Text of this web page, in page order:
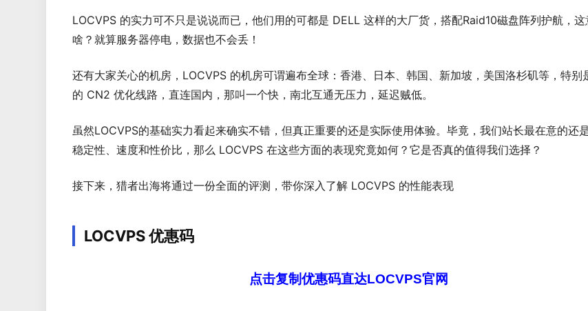
LOCVPS 的实力可不只是说说而已，他们用的可都是 DELL 这样的大厂货，搭配Raid10磁盘阵列护航，
啥？就算服务器停电，数据也不会丢！
还有大家关心的机房，LOCVPS 的机房可谓遍布全球：香港、日本、韩国、新加坡，美国洛杉矶等，特别
的 CN2 优化线路，直连国内，那叫一个快，南北互通无压力，延迟贼低。
虽然LOCVPS的基础实力看起来确实不错，但真正重要的还是实际使用体验。毕竟，我们站长最在意的还
稳定性、速度和性价比，那么 LOCVPS 在这些方面的表现究竟如何？它是否真的值得我们选择？
接下来，猎者出海将通过一份全面的评测，带你深入了解 LOCVPS 的性能表现
LOCVPS 优惠码
点击复制优惠码直达LOCVPS官网